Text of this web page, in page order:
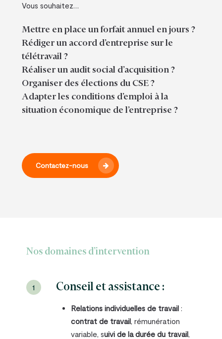
Vous souhaitez…
Mettre en place un forfait annuel en jours ?
Rédiger un accord d’entreprise sur le
télétravail ?
Réaliser un audit social d’acquisition ?
Organiser des élections du CSE ?
Adapter les conditions d’emploi à la
situation économique de l’entreprise ?
Contactez-nous
Nos domaines d’intervention
1 Conseil et assistance :
Relations individuelles de travail:
contrat de travail, rémunération
variable, suivi de la durée du travail,